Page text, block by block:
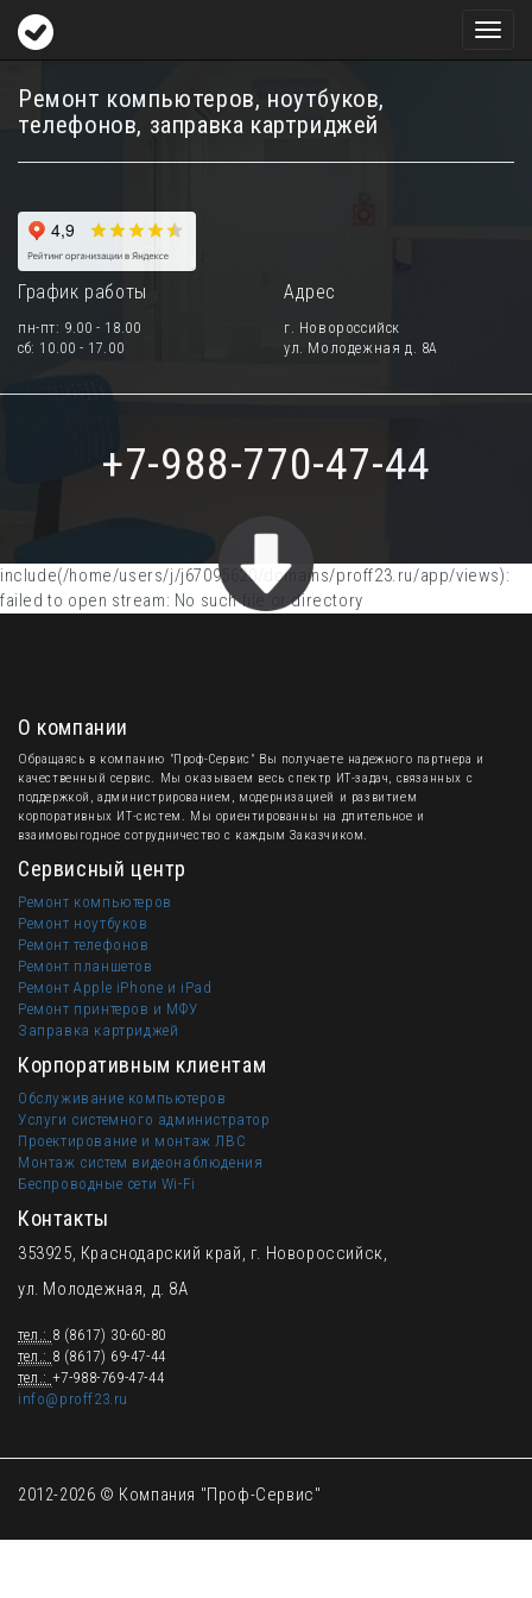
Ремонт компьютеров, ноутбуков,
телефонов, заправка картриджей
График работы
пн-пт: 9.00 - 18.00
сб: 10.00 - 17.00
Адрес
г. Новороссийск
ул. Молодежная д. 8А
+7-988-770-47-44
include(/home/users/j/j67095620/domains/proff23.ru/app/views):
failed to open stream: No such file or directory
О компании
Обращаясь в компанию "Проф-Сервис" Вы получаете надежного партнера и
качественный сервис. Мы оказываем весь спектр ИТ-задач, связанных с
поддержкой, администрированием, модернизацией и развитием
корпоративных ИТ-систем. Мы ориентированны на длительное и
взаимовыгодное сотрудничество с каждым Заказчиком.
Сервисный центр
Ремонт компьютеров
Ремонт ноутбуков
Ремонт телефонов
Ремонт планшетов
Ремонт Apple iPhone и iPad
Ремонт принтеров и МФУ
Заправка картриджей
Корпоративным клиентам
Обслуживание компьютеров
Услуги системного администратор
Проектирование и монтаж ЛВС
Монтаж систем видеонаблюдения
Беспроводные сети Wi-Fi
Контакты
353925, Краснодарский край, г. Новороссийск,
ул. Молодежная, д. 8А
тел.: 8 (8617) 30-60-80
тел.: 8 (8617) 69-47-44
тел.: +7-988-769-47-44
info@proff23.ru
2012-2026 © Компания "Проф-Сервис"